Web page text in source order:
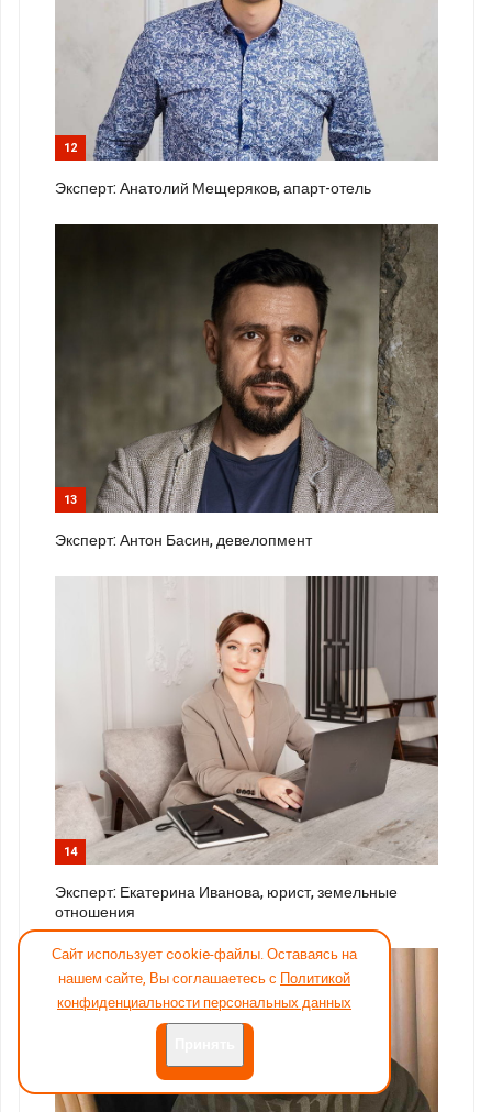
12
Эксперт: Анатолий Мещеряков, апарт-отель
13
Эксперт: Антон Басин, девелопмент
14
Эксперт: Екатерина Иванова, юрист, земельные
отношения
Сайт использует cookie-файлы. Оставаясь на
нашем сайте, Вы соглашаетесь с Политикой
конфиденциальности персональных данных